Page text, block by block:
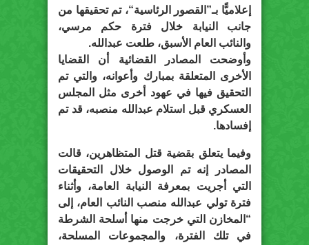
إعلاميًّا بـ”القصور الرئاسية“، تم تحقيقها من
جانب النيابة خلال فترة حكم مرسي،
والنائب العام الأسبق، طلعت عبدالله.
وأوضحت المصادر القضائية أن القضايا
الأخرى المتعلقة بمبارك وأعوانه، والتي تم
التحقيق فيها في عهود أخرى مثل المجلس
العسكري قبل استلام عبدالله منصبه، قد تم
إفسادها.
وفيما يتعلق بقضية قتل المتظاهرين، قالت
المصادر إنه تم الوصول خلال التحقيقات
التي أجريت بمعرفة النيابة العامة، وأثناء
فترة تولي عبدالله منصب النائب العام، إلى
“المخازن التي خرجت منها أسلحة الشرطة
في تلك الفترة، والمجموعات المسلحة،